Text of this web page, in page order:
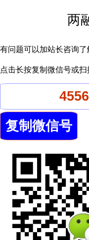
两
有问题可以加站长咨询了
点击长按复制微信号或